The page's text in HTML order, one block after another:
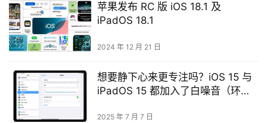
苹果发布 RC 版 iOS 18.1 及
iPadOS 18.1
2024 年 12 月 21 日
想要静下心来更专注吗？iOS 15 与
iPadOS 15 都加入了白噪音（环境
2025 年 7 月 7 日